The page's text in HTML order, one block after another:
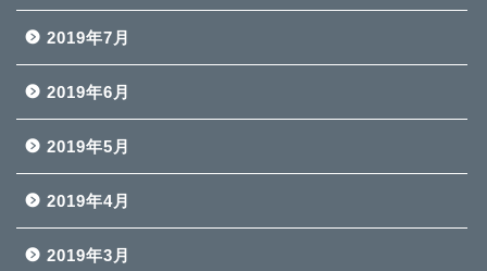
2019年7月
2019年6月
2019年5月
2019年4月
2019年3月